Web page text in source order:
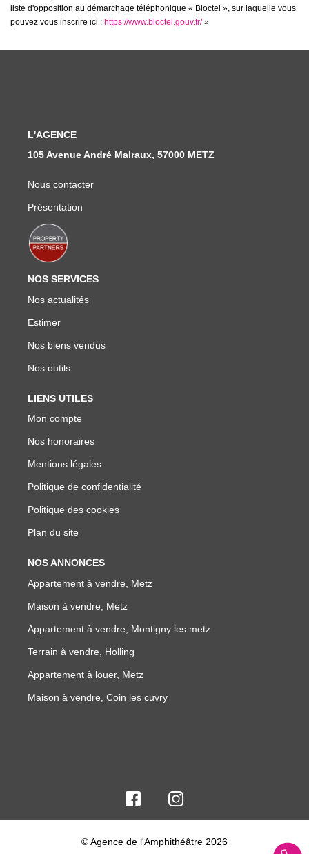
liste d'opposition au démarchage téléphonique « Bloctel », sur laquelle vous
pouvez vous inscrire ici : https://www.bloctel.gouv.fr/»
L'AGENCE
105 Avenue André Malraux, 57000 METZ
Nous contacter
Présentation
NOS SERVICES
Nos actualités
Estimer
Nos biens vendus
Nos outils
LIENS UTILES
Mon compte
Nos honoraires
Mentions légales
Politique de confidentialité
Politique des cookies
Plan du site
NOS ANNONCES
Appartement à vendre, Metz
Maison à vendre, Metz
Appartement à vendre, Montigny les metz
Terrain à vendre, Holling
Appartement à louer, Metz
Maison à vendre, Coin les cuvry
© Agence de l'Amphithéâtre 2026